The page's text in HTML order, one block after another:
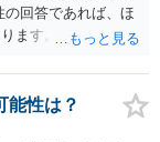
回答であれば、ほ
ます。 ３人聞いて
ということであ
うときに弁護を頼
いうことになりま
能性は？